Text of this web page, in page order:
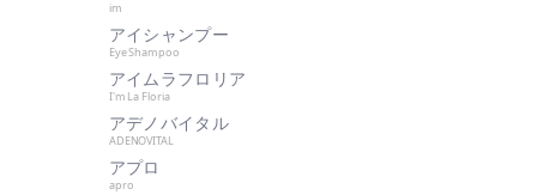
肌美和
グッドシング
クラプロックス
グランパーム
クレイツイオン
ケアネス
im
アイシャンプー
Eye Shampoo
アイムラフロリア
I'm La Floria
アデノバイタル
ADENOVITAL
アプロ
apro